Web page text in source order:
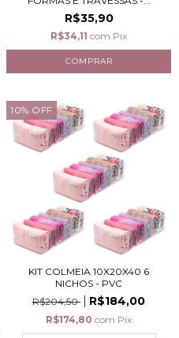
R$35,90
R$34,11 com Pix
10% OFF
KIT COLMEIA 10X20X40 6
NICHOS - PVC
R$204,50
R$184,00
R$174,80 com Pix